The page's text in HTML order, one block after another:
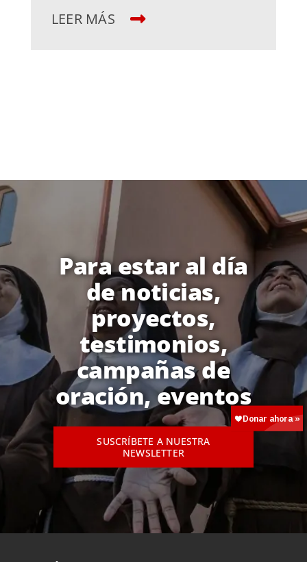
LEER MÁS
Para estar al día
de noticias,
proyectos,
testimonios,
campañas de
oración, eventos
SUSCRÍBETE A NUESTRA
NEWSLETTER